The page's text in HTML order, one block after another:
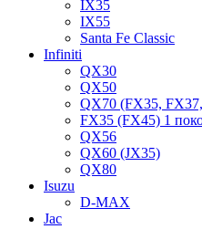
IX35
IX55
Santa Fe Classic
Infiniti
QX30
QX50
QX70 (FX35,
FX35 (FX45) 1
QX56
QX60 (JX35)
QX80
Isuzu
D-MAX
Jac